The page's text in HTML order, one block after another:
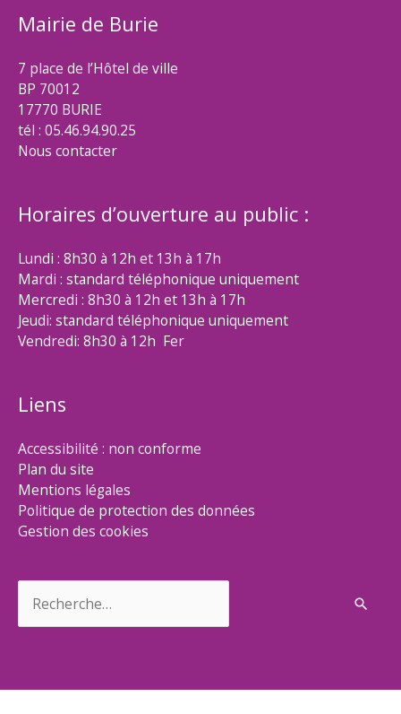
Mairie de Burie
7 place de l’Hôtel de ville
BP 70012
17770 BURIE
tél : 05.46.94.90.25
Nous contacter
Horaires d’ouverture au public :
Lundi : 8h30 à 12h et 13h à 17h
Mardi : standard téléphonique uniquement
Mercredi : 8h30 à 12h et 13h à 17h
Jeudi: standard téléphonique uniquement
Vendredi: 8h30 à 12h Fer
Liens
Accessibilité : non conforme
Plan du site
Mentions légales
Politique de protection des données
Gestion des cookies